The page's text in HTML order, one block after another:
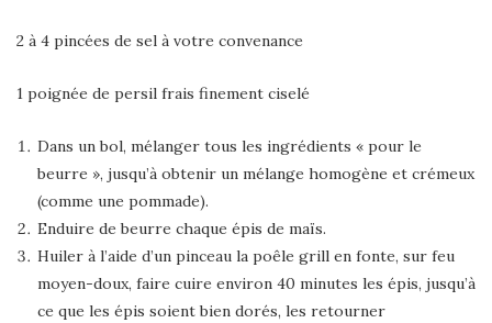
2 à 4 pincées de sel à votre convenance
1 poignée de persil frais finement ciselé
Dans un bol, mélanger tous les ingrédients « pour le
beurre », jusqu’à obtenir un mélange homogène et crémeux
(comme une pommade).
Enduire de beurre chaque épis de maïs.
Huiler à l’aide d’un pinceau la poêle grill en fonte, sur feu
moyen-doux, faire cuire environ 40 minutes les épis, jusqu’à
ce que les épis soient bien dorés, les retourner